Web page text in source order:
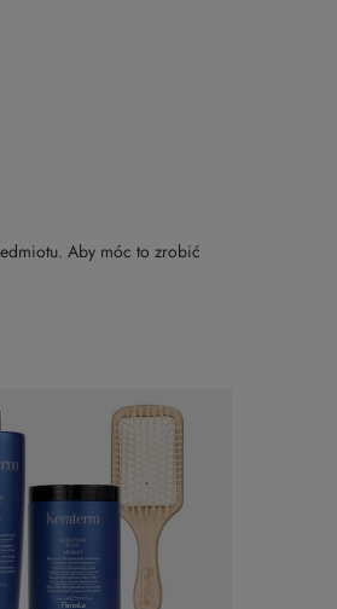
Aby móc to zrobić